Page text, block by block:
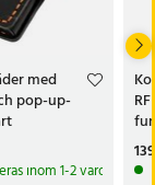
design
med
pop-up-
inom 1-2 vardagar